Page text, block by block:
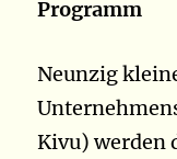
Programm
Neunzig
Kivu) werden